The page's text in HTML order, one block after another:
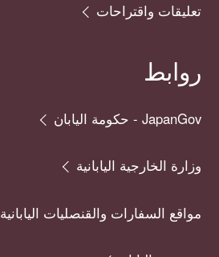
تعليقات واقتراحات
روابط
JapanGov - حكومة اليابان
وزارة الخارجية اليابانية
مواقع السفارات والقنصليات اليابانية